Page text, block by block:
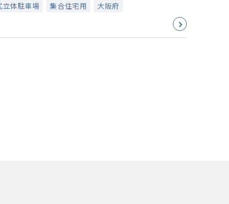
立体駐車場 集合住宅用 大阪府